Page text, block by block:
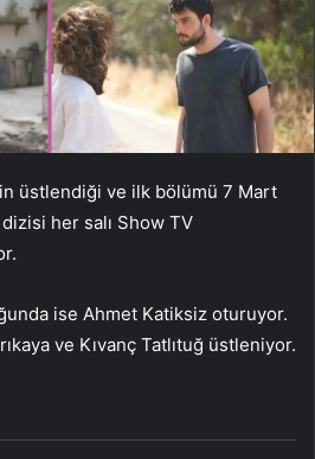
üstlendiği ve ilk bölümü 7 Mart
her salı Show TV
ise Ahmet Katiksiz oturuyor.
ve Kıvanç Tatlıtuğ üstleniyor.